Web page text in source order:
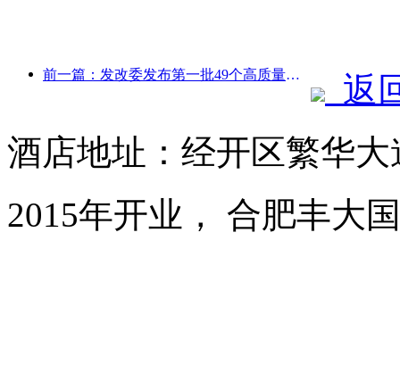
前一篇：发改委发布第一批49个高质量户外运动目的地名单
返
酒店地址：经开区繁华大
2015年开业， 合肥丰